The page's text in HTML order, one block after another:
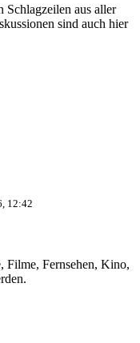
Schlagzeilen aus aller
sind auch hier
12:42
Filme, Fernsehen, Kino,